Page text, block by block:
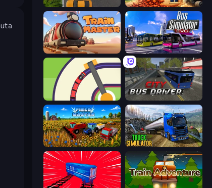
Parking Space City Constructor
Train Master Bus Simulator: EVO
Crazy Train Snake City Bus Driver
Field Master Truck Driving Simulator Game